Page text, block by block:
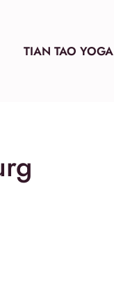
TIAN TAO YOGA